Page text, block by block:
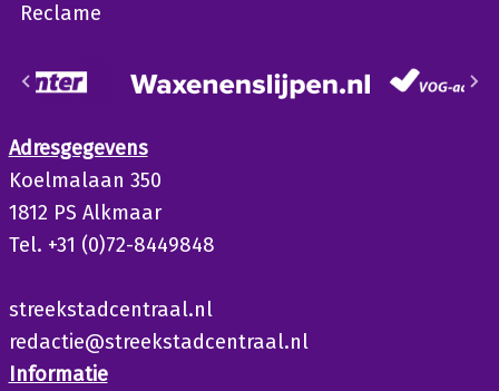
Reclame
Adresgegevens
Koelmalaan 350
1812 PS Alkmaar
Tel. +31 (0)72-8449848
streekstadcentraal.nl
redactie@streekstadcentraal.nl
Informatie